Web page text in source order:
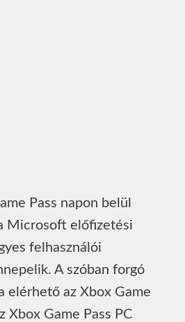
Pass napon belül
Microsoft előfizetési
felhasználói
A szóban forgó
elérhető az Xbox Game
Xbox Game Pass PC